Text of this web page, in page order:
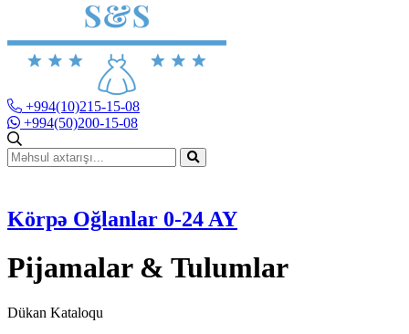
+994(10)215-15-08
+994(50)200-15-08
Körpə Oğlanlar 0-24 AY
Pijamalar & Tulumlar
Dükan Kataloqu